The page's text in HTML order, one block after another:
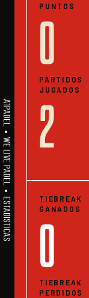
A1PADEL • WE LIVE PADEL • ESTADISTICAS
PUNTOS
0
PARTIDOS
JUGADOS
2
TIEBREAK
GANADOS
0
TIEBREAK
PERDIDOS